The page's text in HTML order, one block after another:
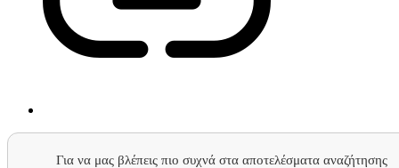
Για να μας βλέπεις πιο συχνά στα αποτελέσματα αναζήτησης